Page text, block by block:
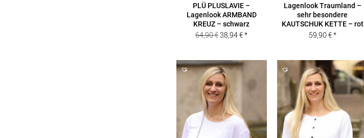
PLÜ PLUSLAVIE –
Lagenlook ARMBAND
KREUZ – schwarz
64,90€Ursprünglicher
64,90 €
38,94€Aktueller
38,94 €.
Lagenlook Traumland –
sehr besondere
KAUTSCHUK KETTE – rot
59,90€